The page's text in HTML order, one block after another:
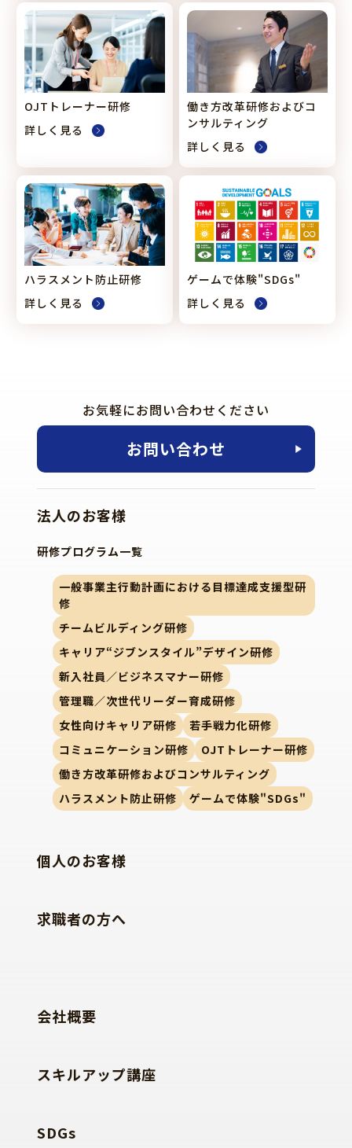
OJTトレーナー研修
詳しく見る
働き方改革研修およびコ
ンサルティング
詳しく見る
ハラスメント防止研修
詳しく見る
ゲームで体験"SDGs"
詳しく見る
お気軽にお問い合わせください
お問い合わせ
法人のお客様
研修プログラム一覧
一般事業主行動計画における目標達成支援型研
修
チームビルディング研修
キャリア“ジブンスタイル”デザイン研修
新入社員／ビジネスマナー研修
管理職／次世代リーダー育成研修
女性向けキャリア研修
若手戦力化研修
コミュニケーション研修
OJTトレーナー研修
働き方改革研修およびコンサルティング
ハラスメント防止研修
ゲームで体験"SDGs"
個人のお客様
求職者の方へ
会社概要
スキルアップ講座
SDGs